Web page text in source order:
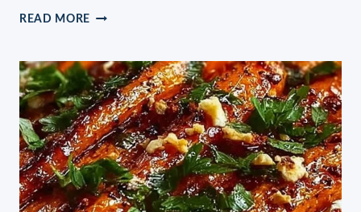
READ MORE ROSENKOHLEINTOPF
IN
30
MINUTEN